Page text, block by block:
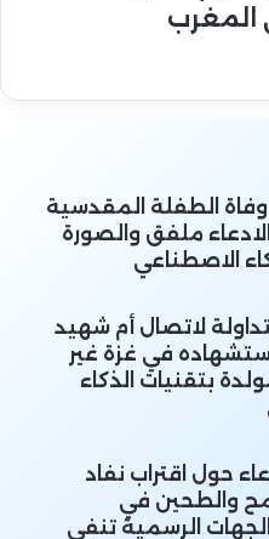
المغرب
الطفلة المقدسية
الادعاء ملفق والصورة
الاصطناعي
لاتصال أم شهيد
استشهاده في غزة غير
بتقنيات الذكاء
حول اقتراب نفاد
والطحين في
الرسمية تنفي